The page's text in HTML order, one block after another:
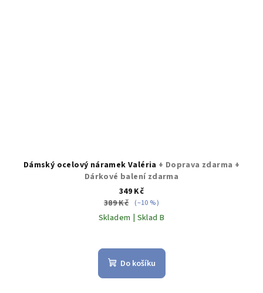
Dámský ocelový náramek Valéria + Doprava zdarma +
Dárkové balení zdarma
349 Kč
389 Kč (–10 %)
Skladem | Sklad B
hodnocení
produktu
Do košíku